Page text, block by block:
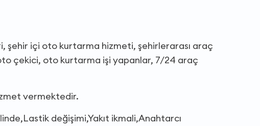
şehir içi oto kurtarma hizmeti, şehirlerarası araç
çekici, oto kurtarma işi yapanlar, 7/24 araç
vermektedir.
değişimi,Yakıt ikmali,Anahtarcı